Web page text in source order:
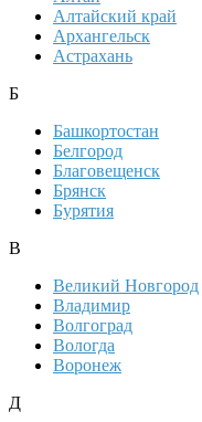
Алтайский край
Архангельск
Астрахань
Б
Башкортостан
Белгород
Благовещенск
Брянск
Бурятия
В
Великий Новгород
Владимир
Волгоград
Вологда
Воронеж
Д